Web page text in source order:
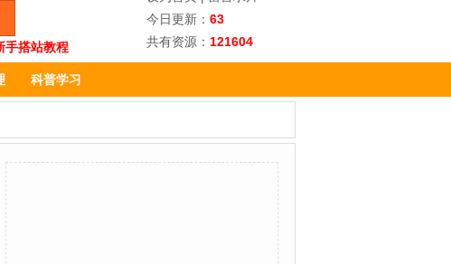
手搭站教程
今日更新： 63
共有资源： 121604
科普学习